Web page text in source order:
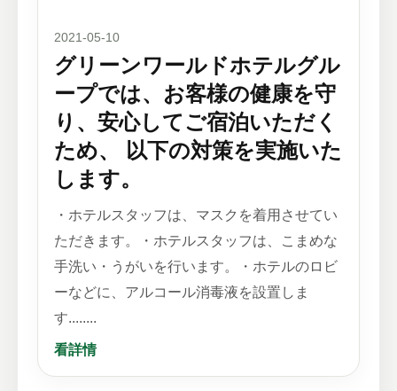
2021-05-10
グリーンワールドホテルグル
ープでは、お客様の健康を守
り、安心してご宿泊いただく
ため、 以下の対策を実施いた
します。
・ホテルスタッフは、マスクを着用させてい
ただきます。・ホテルスタッフは、こまめな
手洗い・うがいを行います。・ホテルのロビ
ーなどに、アルコール消毒液を設置しま
す........
看詳情